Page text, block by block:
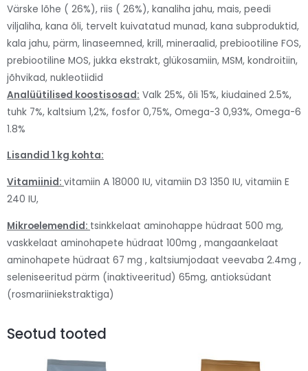
Värske lõhe ( 26%), riis ( 26%), kanaliha jahu, mais, peedi
viljaliha, kana õli, tervelt kuivatatud munad, kana subproduktid,
kala jahu, pärm, linaseemned, krill, mineraalid, prebiootiline FOS,
prebiootiline MOS, jukka ekstrakt, glükosamiin, MSM, kondroitiin,
jõhvikad, nukleotiidid
Analüütilised koostisosad: Valk 25%, õli 15%, kiudained 2.5%,
tuhk 7%, kaltsium 1,2%, fosfor 0,75%, Omega-3 0,93%, Omega-6
1.8%
Lisandid 1 kg kohta:
Vitamiinid: vitamiin A 18000 IU, vitamiin D3 1350 IU, vitamiin E
240 IU,
Mikroelemendid: tsinkkelaat aminohappe hüdraat 500 mg,
vaskkelaat aminohapete hüdraat 100mg , mangaankelaat
aminohapete hüdraat 67 mg , kaltsiumjodaat veevaba 2.4mg ,
seleniseeritud pärm (inaktiveeritud) 65mg, antioksüdant
(rosmariiniekstraktiga)
Seotud tooted